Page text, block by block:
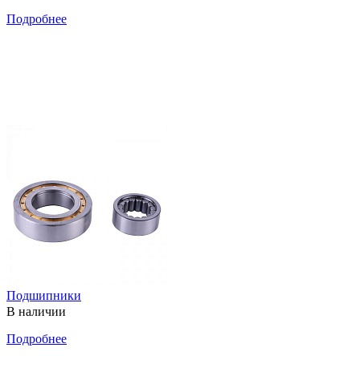
Подробнее
Подшипники
В наличии
Подробнее